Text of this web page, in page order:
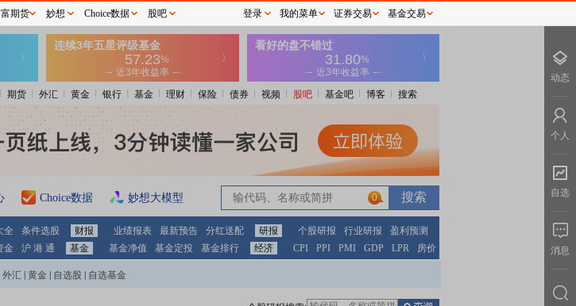
期货 外汇 黄金 银行 基金 理财 保险 债券 视频 股吧 基金吧 博客 搜索
Choice数据 妙想大模型 0
全 条件选股 财报 业绩报表 最新预告 分红送配 研报 个股研报 行业研报
盈利预测
金 沪 港 通 基金 基金净值 基金定投 基金排行 经济 CPI PPI PMI GDP LPR 房价
外汇 黄金 自选股 自选基金
期货 妙想 Choice数据 股吧 登录 我的菜单 证券交易 基金交易
动态
个人
自选
消息